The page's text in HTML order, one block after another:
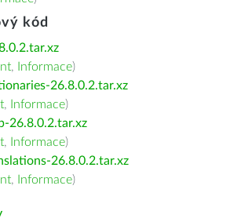
kód
, Informace)
26.8.0.2.tar.xz
, Informace)
26.8.0.2.tar.xz
, Informace)
26.8.0.2.tar.xz
, Informace)